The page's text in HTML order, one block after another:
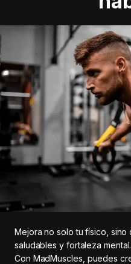
Mejora no solo tu físico, sino
saludables y fortaleza mental.
Con MadMuscles, puedes